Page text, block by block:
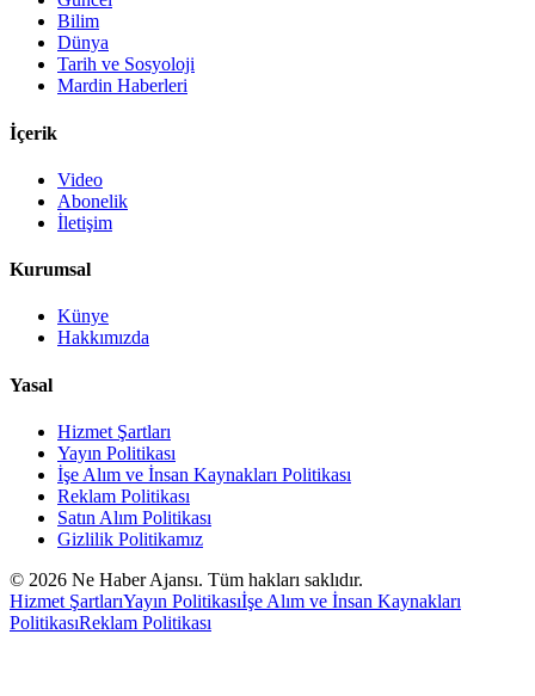
Bilim
Dünya
Tarih ve Sosyoloji
Mardin Haberleri
İçerik
Video
Abonelik
İletişim
Kurumsal
Künye
Hakkımızda
Yasal
Hizmet Şartları
Yayın Politikası
İşe Alım ve İnsan Kaynakları Politikası
Reklam Politikası
Satın Alım Politikası
Gizlilik Politikamız
© 2026 Ne Haber Ajansı. Tüm hakları saklıdır.
Hizmet ŞartlarıYayın Politikasıİşe Alım ve İnsan Kaynakları
PolitikasıReklam Politikası